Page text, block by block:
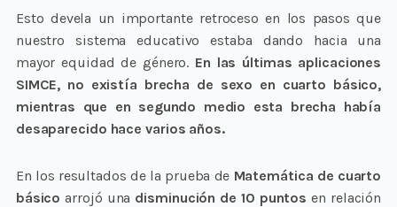
Esto devela un importante retroceso en los pasos que
nuestro sistema educativo estaba dando hacia una
mayor equidad de género. En las últimas aplicaciones
SIMCE, no existía brecha de sexo en cuarto básico,
mientras que en segundo medio esta brecha había
desaparecido hace varios años.
En los resultados de la prueba de Matemática de cuarto
básico arrojó una disminución de 10 puntos en relación